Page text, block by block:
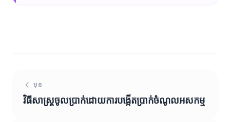
មុន
វិធីសាស្ត្រចូលប្រាក់ដោយការបង្កើតប្រាក់ចំណូលអសកម្ម